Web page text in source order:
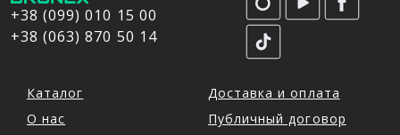
+38 (099) 010 15 00
+38 (063) 870 50 14
Каталог
О нас
Доставка и оплата
Публичный договор